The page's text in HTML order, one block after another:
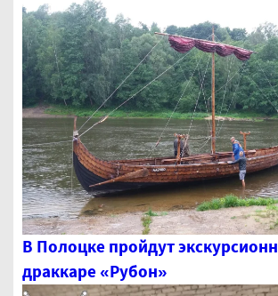
В Полоцке пройдут
драккаре «Рубон»